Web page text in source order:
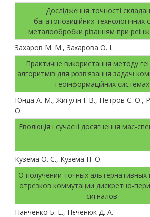
Дослідження точності
багатопозиційних технологічних
металообробки різанням при
Захаров М. М., Захарова О. І.
Практичне використання методу
алгоритмів для розв’язання задачі
геоінформаційних системах
Юнда А. М., Жигулін І. В., Петров С. О.,
О.
Еволюція і сучасні досягнення мас-
Кузема О. С., Кузема П. О.
О получении точных альтернативных
отрезков коммутации дискретно-
сигналов
Панченко Б. Е., Печенюк Д. А.